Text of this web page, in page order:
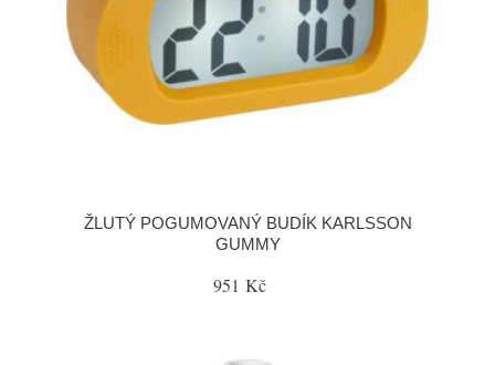
ŽLUTÝ POGUMOVANÝ BUDÍK KARLSSON
GUMMY
951 Kč